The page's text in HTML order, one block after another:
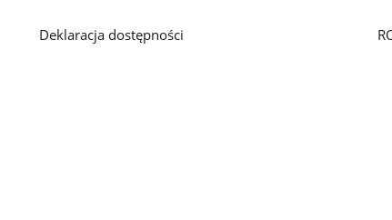
Deklaracja dostępności